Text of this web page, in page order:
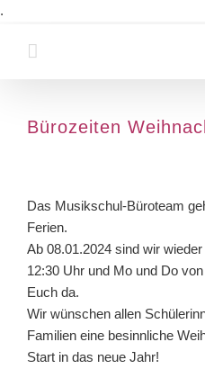
.
Bürozeiten
grösseres
Bild
Das Musikschul-Büroteam
Ferien.
Ab 08.01.2024 sind wir
12:30 Uhr und Mo und Do
Euch da.
Wir wünschen allen
Familien eine besinnliche
Start in das neue Jahr!